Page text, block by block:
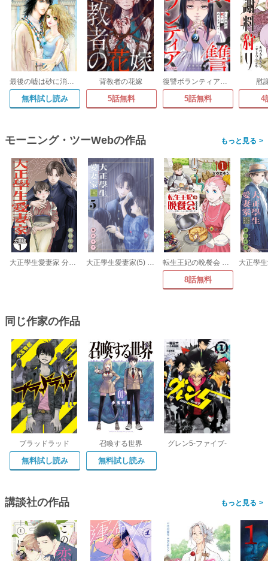
最後の嘘は砂に消えて【新装版】
無料試し読み
背教者の花嫁
5話無料
復讐ボランティア～この世に救いはありますか?～
5話無料
慰
4
モーニング・ツーWebの作品 >
大正學生愛妻家 分冊版 大正學生愛妻家(5) 小冊子付き特装版 転生王妃の晩餐会 ～アラフォー料理人、やっかい食材で世界を救う～
8話無料
同じ作家の作品
ブラッドラッド
無料試し読み
召喚する世界
無料試し読み
グレン5-ファイブ-
講談社の作品 >